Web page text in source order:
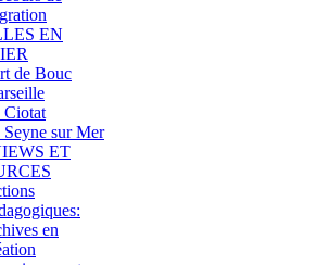
EN
de Bouc
Ciotat
Seyne sur Mer
ET
en